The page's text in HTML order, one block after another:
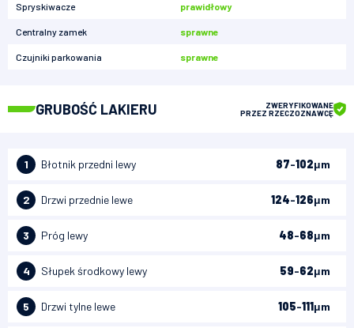
Spryskiwacze prawidłowy
Centralny zamek sprawne
Czujniki parkowania sprawne
GRUBOŚĆ LAKIERU
ZWERYFIKOWANE
PRZEZ RZECZOZNAWCĘ
1 Błotnik przedni lewy 87-102μm
2 Drzwi przednie lewe 124-126μm
3 Próg lewy 48-68μm
4 Słupek środkowy lewy 59-62μm
5 Drzwi tylne lewe 105-111μm